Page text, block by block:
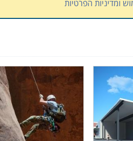
המיומנות שלנו, שינסו לאתר
ומדיניות הפרטיות